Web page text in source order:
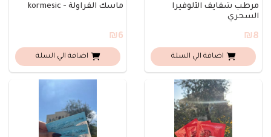
مرطب شفايف الألوفيرا
السحري
₪8
اضافة الي السلة
ماسك الفراولة - kormesic
₪6
اضافة الي السلة